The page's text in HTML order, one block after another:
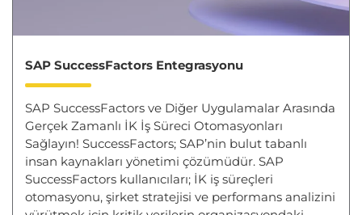
SAP SuccessFactors Entegrasyonu
SAP SuccessFactors ve Diğer Uygulamalar Arasında
Gerçek Zamanlı İK İş Süreci Otomasyonları
Sağlayın! SuccessFactors; SAP’nin bulut tabanlı
insan kaynakları yönetimi çözümüdür. SAP
SuccessFactors kullanıcıları; İK iş süreçleri
otomasyonu, şirket stratejisi ve performans analizini